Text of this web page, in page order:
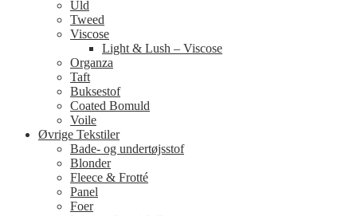
Uld
Tweed
Viscose
Light & Lush – Viscose
Organza
Taft
Buksestof
Coated Bomuld
Voile
Øvrige Tekstiler
Bade- og undertøjsstof
Blonder
Fleece & Frotté
Panel
Foer